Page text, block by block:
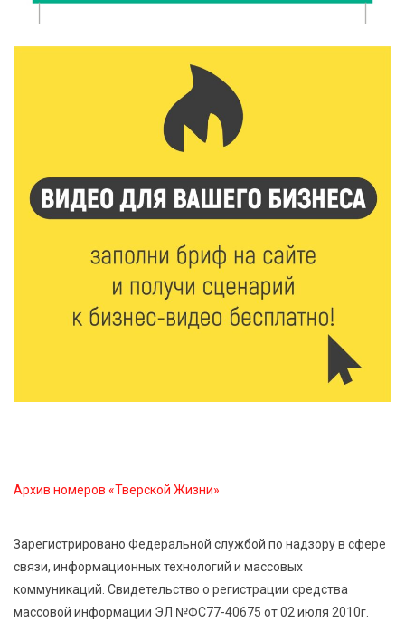
паразитарных заболеваний у детей
2226
Тверские пенсионеры скажут «спасибо» интернету
603
медиков за их добрые сердца
В Твери росгвардейцы отметили День
физкультурника турниром по настольному теннису
Защита с первых дней: почему так важна
вакцинация новорождённых
Архив номеров «Тверской Жизни»
Зарегистрировано Федеральной службой по надзору в сфере
связи, информационных технологий и массовых
коммуникаций. Свидетельство о регистрации средства
массовой информации ЭЛ №ФС77-40675 от 02 июля 2010г.